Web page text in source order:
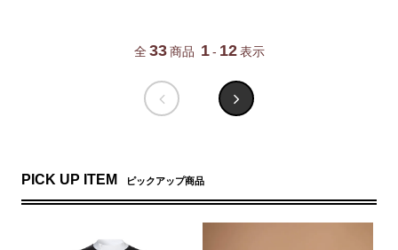
全 33 商品 1 - 12 表示
PICK UP ITEM ピックアップ商品